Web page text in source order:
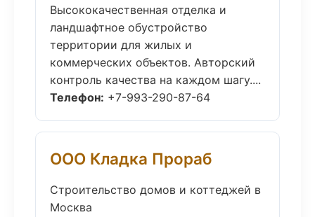
Высококачественная отделка и
ландшафтное обустройство
территории для жилых и
коммерческих объектов. Авторский
контроль качества на каждом шагу....
Телефон: +7-993-290-87-64
ООО Кладка Прораб
Строительство домов и коттеджей в
Москва